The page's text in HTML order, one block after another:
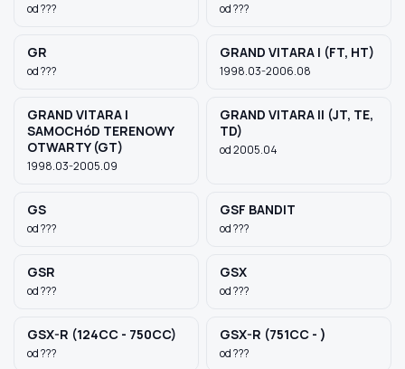
od ??? od ???
GR
od ???
GRAND VITARA I (FT, HT)
1998.03-2006.08
GRAND VITARA I
SAMOCHóD TERENOWY
OTWARTY (GT)
1998.03-2005.09
GRAND VITARA II (JT, TE,
TD)
od 2005.04
GS
od ???
GSF BANDIT
od ???
GSR
od ???
GSX
od ???
GSX-R (124CC - 750CC)
od ???
GSX-R (751CC - )
od ???